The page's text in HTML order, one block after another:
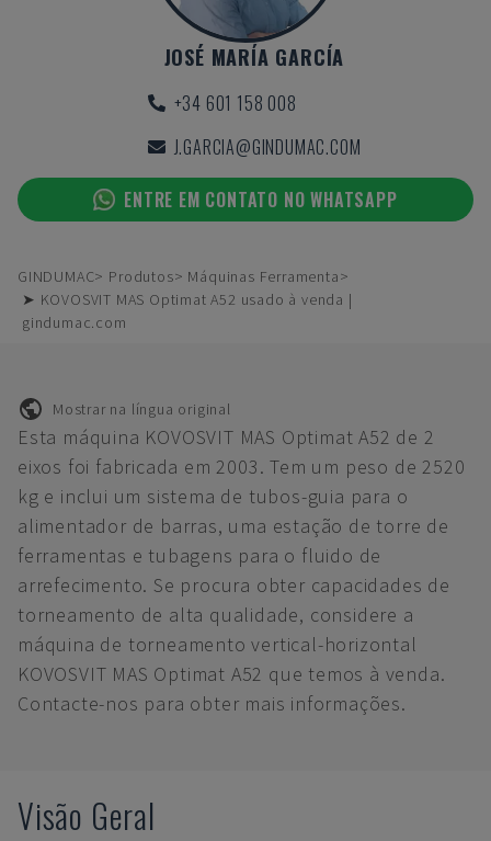
JOSÉ MARÍA GARCÍA
+34 601 158 008
J.GARCIA@GINDUMAC.COM
ENTRE EM CONTATO NO WHATSAPP
GINDUMAC Produtos
Máquinas Ferramenta
➤ KOVOSVIT MAS Optimat A52 usado à venda |
gindumac.com
Mostrar na língua original
Esta máquina KOVOSVIT MAS Optimat A52 de 2
eixos foi fabricada em 2003. Tem um peso de 2520
kg e inclui um sistema de tubos-guia para o
alimentador de barras, uma estação de torre de
ferramentas e tubagens para o fluido de
arrefecimento. Se procura obter capacidades de
torneamento de alta qualidade, considere a
máquina de torneamento vertical-horizontal
KOVOSVIT MAS Optimat A52 que temos à venda.
Contacte-nos para obter mais informações.
Visão Geral